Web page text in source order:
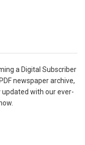
a Digital Subscriber
newspaper archive,
with our ever-